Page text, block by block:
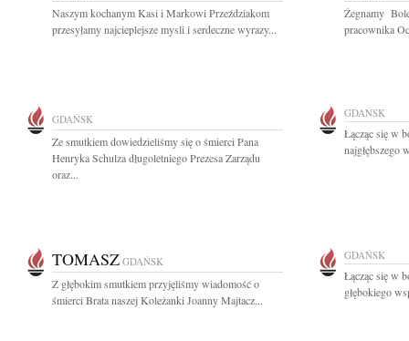
Naszym kochanym Kasi i Markowi Przeździakom
przesyłamy najcieplejsze mysli i serdeczne wyrazy...
Żegnamy
pracownika
GDAŃSK
Ze smutkiem dowiedzieliśmy się o śmierci Pana
Henryka Schulza długoletniego Prezesa Zarządu
oraz...
GDAŃSK
Łącząc się w
najgłębszego
TOMASZ GDAŃSK
Z głębokim smutkiem przyjęliśmy wiadomość o
śmierci Brata naszej Koleżanki Joanny Majtacz...
GDAŃSK
Łącząc się w
głębokiego